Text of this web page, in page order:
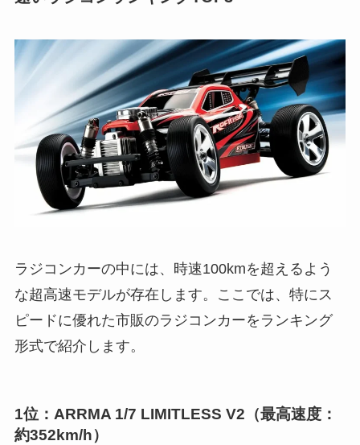
ラジコンカーの中には、時速100kmを超えるよう
な超高速モデルが存在します。ここでは、特にス
ピードに優れた市販のラジコンカーをランキング
形式で紹介します。
1位：ARRMA 1/7 LIMITLESS V2（最高速度：
約352km/h）